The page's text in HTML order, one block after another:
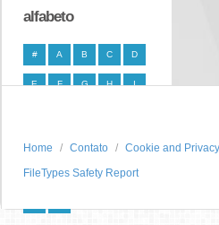
alfabeto
# A B C D
E F G H I
P S
T U V W X
Home Contato
Cookie and
FileTypes Safety Report